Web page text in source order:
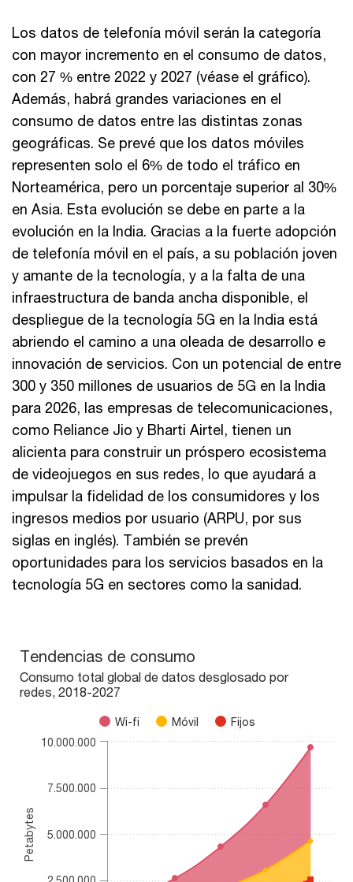
Los datos de telefonía móvil serán la categoría
con mayor incremento en el consumo de datos,
con 27 % entre 2022 y 2027 (véase el gráfico).
Además, habrá grandes variaciones en el
consumo de datos entre las distintas zonas
geográficas. Se prevé que los datos móviles
representen solo el 6% de todo el tráfico en
Norteamérica, pero un porcentaje superior al 30%
en Asia. Esta evolución se debe en parte a la
evolución en la India. Gracias a la fuerte adopción
de telefonía móvil en el país, a su población joven
y amante de la tecnología, y a la falta de una
infraestructura de banda ancha disponible, el
despliegue de la tecnología 5G en la India está
abriendo el camino a una oleada de desarrollo e
innovación de servicios. Con un potencial de entre
300 y 350 millones de usuarios de 5G en la India
para 2026, las empresas de telecomunicaciones,
como Reliance Jio y Bharti Airtel, tienen un
alicienta para construir un próspero ecosistema
de videojuegos en sus redes, lo que ayudará a
impulsar la fidelidad de los consumidores y los
ingresos medios por usuario (ARPU, por sus
siglas en inglés). También se prevén
oportunidades para los servicios basados en la
tecnología 5G en sectores como la sanidad.
Tendencias de consumo
Chart with 3 data series.
Consumo total global de datos desglosado por redes, 2018-
The chart has 1 Y axis displaying Petabytes. Range: 0 to
Petabytes
Tendencias de consumo
Consumo total global de datos desglosado por
redes, 2018-2027
Wi-fi Móvil Fijos
5.000.000
7.500.000
10.000.000